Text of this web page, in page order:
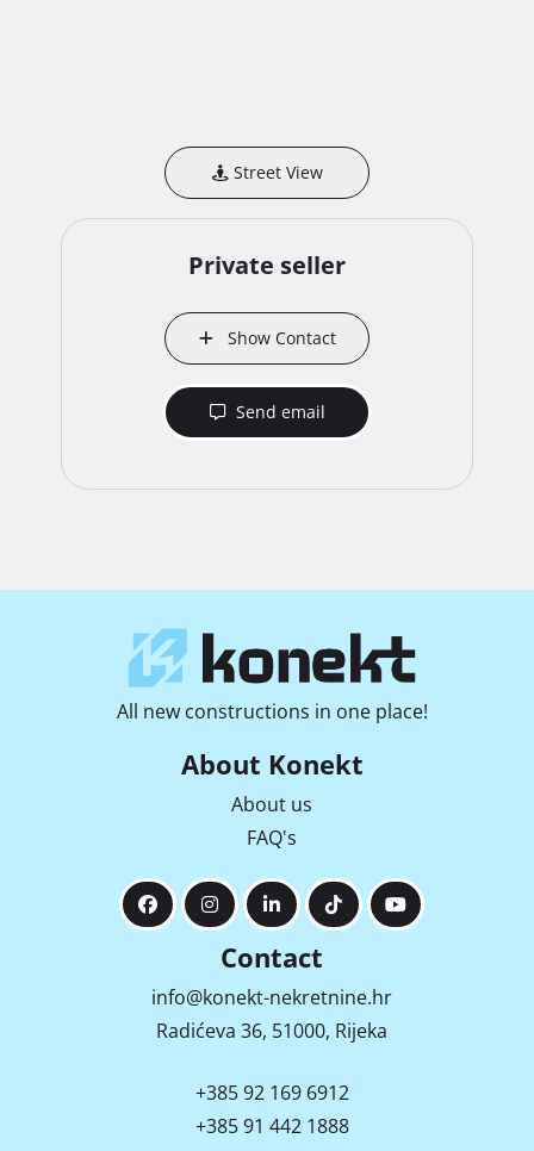
Street View
Private seller
Show Contact
Send email
All new constructions in one place!
About Konekt
About us
FAQ's
Contact
info@konekt-nekretnine.hr
Radićeva 36, 51000, Rijeka
+385 92 169 6912
+385 91 442 1888